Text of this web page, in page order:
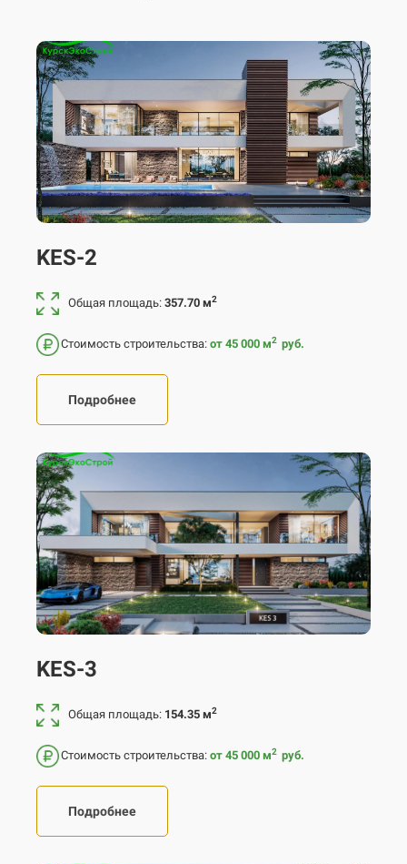
KES-2
Общая площадь: 357.70 м2
Стоимость строительства: от 45 000 м2 руб.
Подробнее
KES-3
Общая площадь: 154.35 м2
Стоимость строительства: от 45 000 м2 руб.
Подробнее